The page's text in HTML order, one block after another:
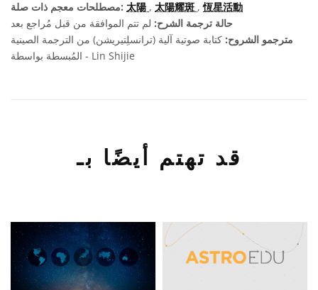
مصطلحات معجم ذات صلة: 太陽 , 太陽耀斑 ,恆星活動
حالة ترجمة الشرح: لم تتم الموافقة من قبل مُراجع بعد
مترجمو الشروح: كتابة صوتية آلية (ترانسلِتيريشن) من الترجمة الصينية
المُبسطة بواسطة - Lin Shijie
قد تهتم أيضًا بـ